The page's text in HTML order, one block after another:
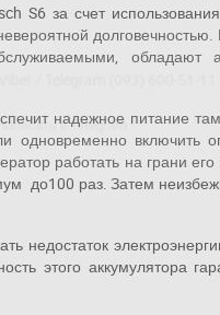
S6 за счет
обладают
надежное питание
включить
работать на грани
до100 раз. Затем
недостаток
этого аккумулятора
/ Telegram (093) 600-51-